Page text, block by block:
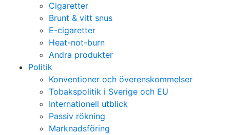
Cigaretter
Brunt & vitt snus
E-cigaretter
Heat-not-burn
Andra produkter
Politik
Konventioner och överenskommelser
Tobakspolitik i Sverige och EU
Internationell utblick
Passiv rökning
Marknadsföring